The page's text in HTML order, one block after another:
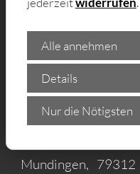
Lieferung im
wetterfeste
Beispiel in:
Mundingen,
Alle annehmen
Details
Nur die Nötigsten